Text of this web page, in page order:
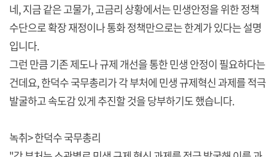
네, 지금 같은 고물가, 고금리 상황에서는 민생안정을 위한 정책
수단으로 확장 재정이나 통화 정책만으로는 한계가 있다는 설명
입니다.
그런 만큼 기존 제도나 규제 개선을 통한 민생 안정이 필요하다는
건데요, 한덕수 국무총리가 각 부처에 민생 규제혁신 과제를 적극
발굴하고 속도감 있게 추진할 것을 당부하기도 했습니다.
녹취> 한덕수 국무총리